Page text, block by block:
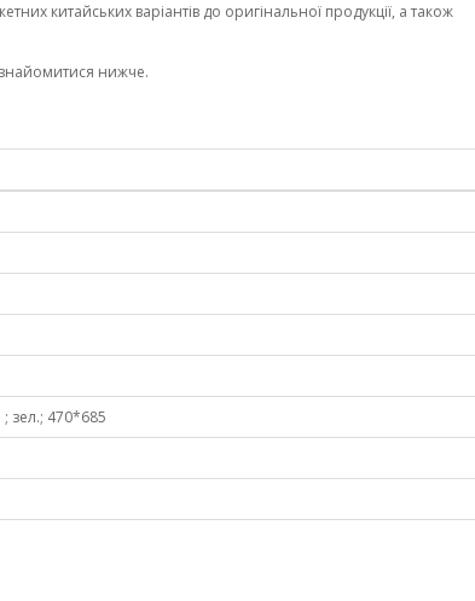
китайських варіантів до оригінальної продукції, а також
нижче.
; зел.; 470*685